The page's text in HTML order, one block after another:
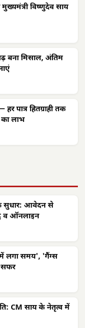
विष्णुदेव साय
बना मिसाल, अंतिम
पात्र हितग्राही तक
लाभ
सुधार: आवेदन से
व ऑनलाइन
में लगा समय', 'गैंग्स
CM साय के नेतृत्व में